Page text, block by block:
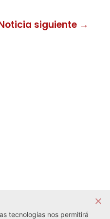
siguiente →
tecnologías nos permitirá